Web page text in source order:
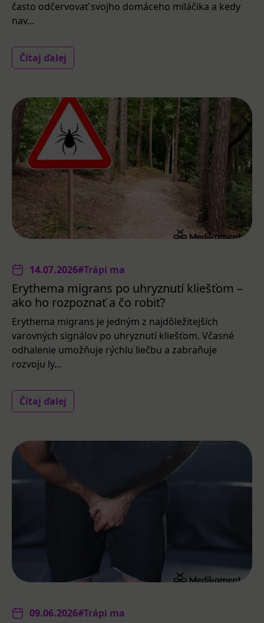
často odčervovať svojho domáceho miláčika a kedy
nav...
Čítaj ďalej
14.07.2026#Trápi ma
Erythema migrans po uhryznutí kliešťom –
ako ho rozpoznať a čo robiť?
Erythema migrans je jedným z najdôležitejších
varovných signálov po uhryznutí kliešťom. Včasné
odhalenie umožňuje rýchlu liečbu a zabraňuje
rozvoju ly...
Čítaj ďalej
09.06.2026#Trápi ma